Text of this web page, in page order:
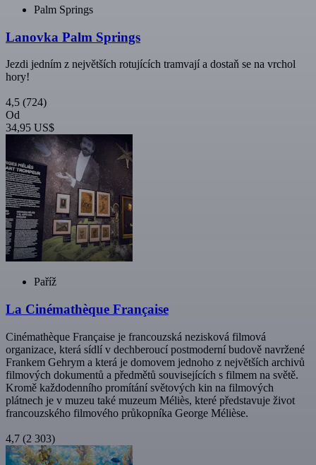
Palm Springs
Lanovka Palm Springs
Jezdi jedním z největších rotujících tramvají a dostaň se na vrchol
hory!
4,5 (724)
Od
34,95 US$
Paříž
La Cinémathèque Française
Cinémathèque Française je francouzská nezisková filmová
organizace, která sídlí v dechberoucí postmoderní budově navržené
Frankem Gehrym a která je domovem jednoho z největších archivů
filmových dokumentů a předmětů souvisejících s filmem na světě.
Kromě každodenního promítání světových kin na filmových
plátnech je v muzeu také muzeum Méliès, které představuje život
francouzského filmového průkopníka George Mélièse.
4,7 (2 303)